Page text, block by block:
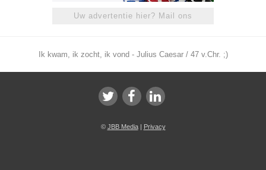
Uw advertentie hier? Mail ons
Ik kwam, ik zocht, ik vond - Julius Caesar / 47 v.Chr. ;)
© JBB Media| Privacy